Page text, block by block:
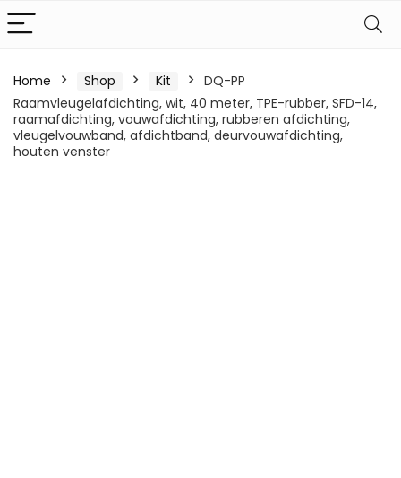
Home Shop Kit
DQ-PP
Raamvleugelafdichting, wit, 40 meter, TPE-rubber, SFD-14,
raamafdichting, vouwafdichting, rubberen afdichting,
vleugelvouwband, afdichtband, deurvouwafdichting,
houten venster